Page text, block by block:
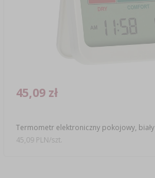
Termometr elektroniczny pokojowy, biały
45,09 zł
45,09 PLN/szt.